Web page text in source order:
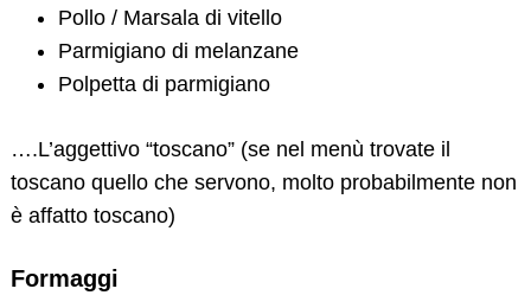
Pollo / Marsala di vitello
Parmigiano di melanzane
Polpetta di parmigiano
….L’aggettivo “toscano” (se nel menù trovate il
toscano quello che servono, molto probabilmente non
è affatto toscano)
Formaggi